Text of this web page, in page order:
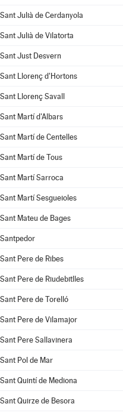
Sant Julià de Cerdanyola
Sant Julià de Vilatorta
Sant Just Desvern
Sant Llorenç d'Hortons
Sant Llorenç Savall
Sant Martí d'Albars
Sant Martí de Centelles
Sant Martí de Tous
Sant Martí Sarroca
Sant Martí Sesgueioles
Sant Mateu de Bages
Santpedor
Sant Pere de Ribes
Sant Pere de Riudebitlles
Sant Pere de Torelló
Sant Pere de Vilamajor
Sant Pere Sallavinera
Sant Pol de Mar
Sant Quintí de Mediona
Sant Quirze de Besora